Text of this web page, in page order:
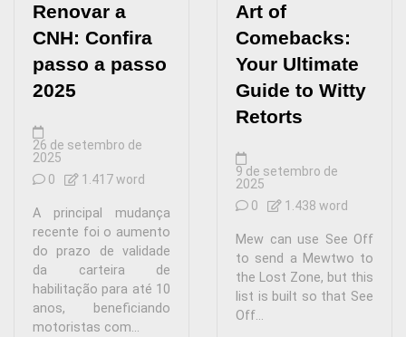
Renovar a
CNH: Confira
passo a passo
2025
26 de setembro de
2025
0
1.417 word
A principal mudança
recente foi o aumento
do prazo de validade
da carteira de
habilitação para até 10
anos, beneficiando
motoristas com...
Art of
Comebacks:
Your Ultimate
Guide to Witty
Retorts
9 de setembro de
2025
0
1.438 word
Mew can use See Off
to send a Mewtwo to
the Lost Zone, but this
list is built so that See
Off...